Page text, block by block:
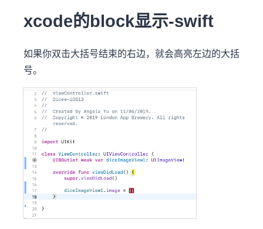
xcode的block显示-swift
如果你双击大括号结束的右边，就会高亮左边的大括
号。